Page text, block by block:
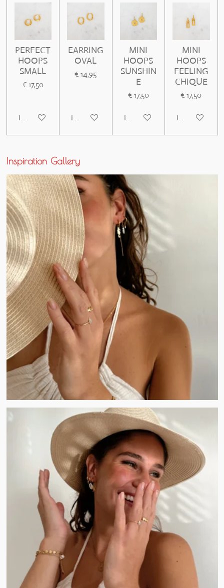
PERFECT
HOOPS
SMALL
€ 17,50
In winkelwagen
EARRING
OVAL
€ 14,95
In winkelwagen
MINI
HOOPS
SUNSHIN
E
€ 17,50
In winkelwagen
MINI
HOOPS
FEELING
CHIQUE
€ 17,50
In
Inspiration Gallery